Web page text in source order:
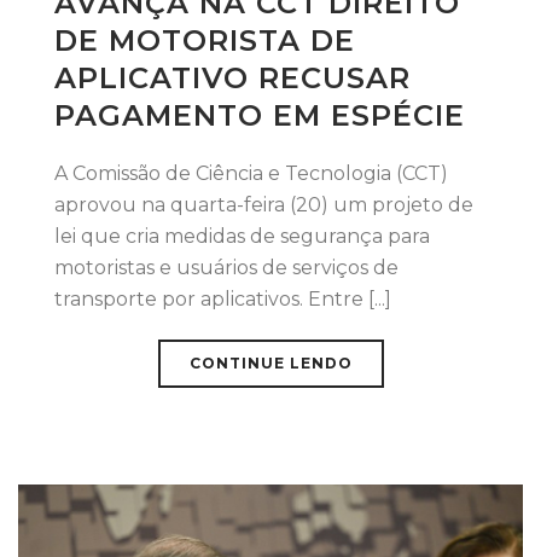
DE MOTORISTA DE
APLICATIVO RECUSAR
PAGAMENTO EM ESPÉCIE
A Comissão de Ciência e Tecnologia (CCT)
aprovou na quarta-feira (20) um projeto de
lei que cria medidas de segurança para
motoristas e usuários de serviços de
transporte por aplicativos. Entre [...]
CONTINUE LENDO